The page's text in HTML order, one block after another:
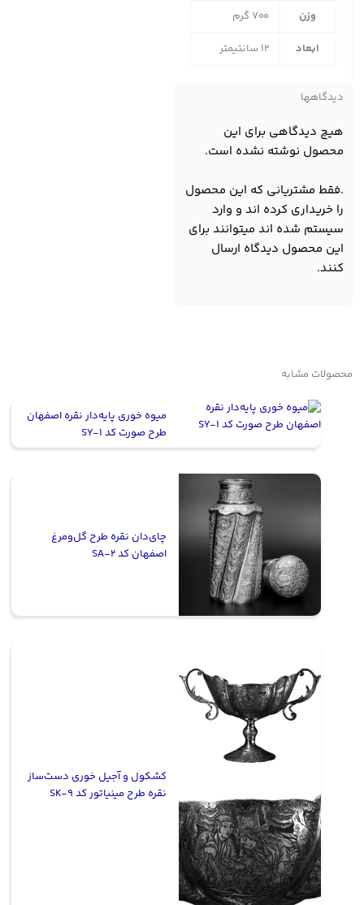
وزن
700 گرم
ابعاد
12 سانتیمتر
دیدگاهها
هیچ دیدگاهی برای این
محصول نوشته نشده است.
.فقط مشتریانی که این محصول
را خریداری کرده اند و وارد
سیستم شده اند میتوانند برای
این محصول دیدگاه ارسال
کنند.
محصولات مشابه
میوه خوری پایه‌دار نقره اصفهان
طرح صورت کد SY-1
چای‌دان نقره طرح گل‌ومرغ
اصفهان کد SA-2
کشکول و آجیل خوری دست‌ساز
نقره طرح مینیاتور کد SK-9